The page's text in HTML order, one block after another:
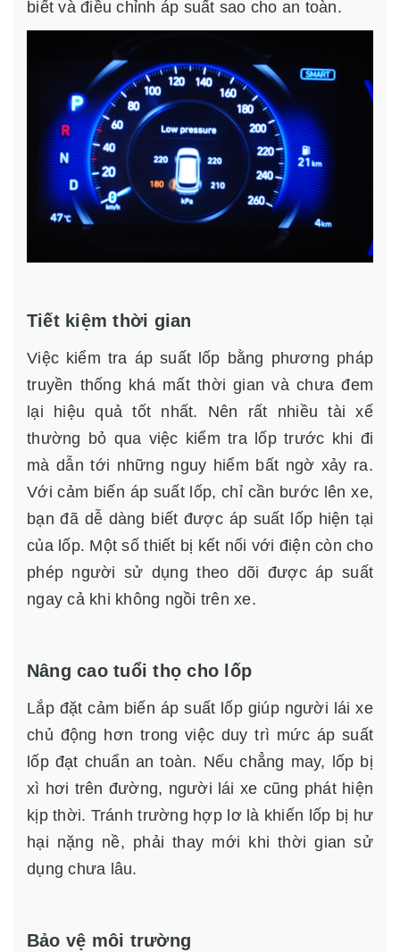
biết và điều chỉnh áp suất sao cho an toàn.
Tiết kiệm thời gian
Việc kiểm tra áp suất lốp bằng phương pháp
truyền thống khá mất thời gian và chưa đem
lại hiệu quả tốt nhất. Nên rất nhiều tài xế
thường bỏ qua việc kiểm tra lốp trước khi đi
mà dẫn tới những nguy hiểm bất ngờ xảy ra.
Với cảm biến áp suất lốp, chỉ cần bước lên xe,
bạn đã dễ dàng biết được áp suất lốp hiện tại
của lốp. Một số thiết bị kết nối với điện còn cho
phép người sử dụng theo dõi được áp suất
ngay cả khi không ngồi trên xe.
Nâng cao tuổi thọ cho lốp
Lắp đặt cảm biến áp suất lốp giúp người lái xe
chủ động hơn trong việc duy trì mức áp suất
lốp đạt chuẩn an toàn. Nếu chẳng may, lốp bị
xì hơi trên đường, người lái xe cũng phát hiện
kịp thời. Tránh trường hợp lơ là khiến lốp bị hư
hại nặng nề, phải thay mới khi thời gian sử
dụng chưa lâu.
Bảo vệ môi trường